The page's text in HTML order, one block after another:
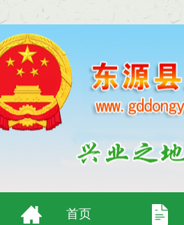
首页